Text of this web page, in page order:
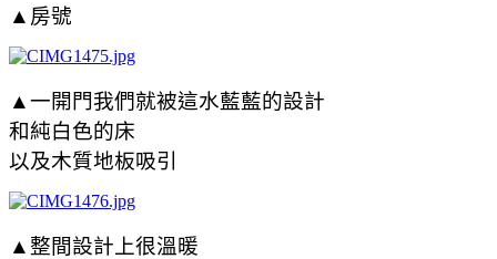
▲房號
▲一開門我們就被這水藍藍的設計
和純白色的床
以及木質地板吸引
▲整間設計上很溫暖